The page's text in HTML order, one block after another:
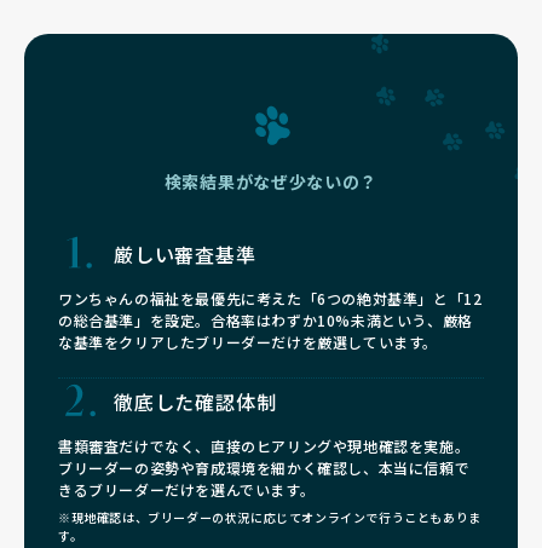
検索結果がなぜ少ないの？
厳しい審査基準
ワンちゃんの福祉を最優先に考えた「6つの絶対基準」と「12
の総合基準」を設定。合格率はわずか10%未満という、厳格
な基準をクリアしたブリーダーだけを厳選しています。
徹底した確認体制
書類審査だけでなく、直接のヒアリングや現地確認を実施。
ブリーダーの姿勢や育成環境を細かく確認し、本当に信頼で
きるブリーダーだけを選んでいます。
※現地確認は、ブリーダーの状況に応じてオンラインで行うこともありま
す。